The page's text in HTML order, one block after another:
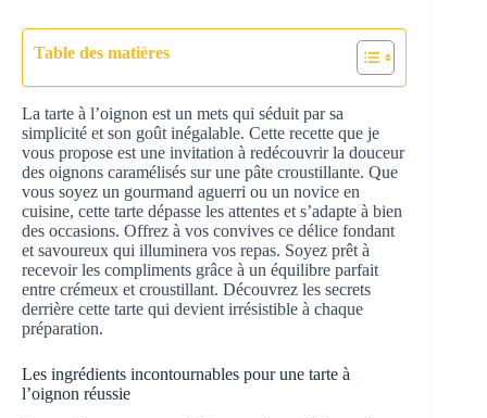
Table des matières
La tarte à l’oignon est un mets qui séduit par sa
simplicité et son goût inégalable. Cette recette que je
vous propose est une invitation à redécouvrir la douceur
des oignons caramélisés sur une pâte croustillante. Que
vous soyez un gourmand aguerri ou un novice en
cuisine, cette tarte dépasse les attentes et s’adapte à bien
des occasions. Offrez à vos convives ce délice fondant
et savoureux qui illuminera vos repas. Soyez prêt à
recevoir les compliments grâce à un équilibre parfait
entre crémeux et croustillant. Découvrez les secrets
derrière cette tarte qui devient irrésistible à chaque
préparation.
Les ingrédients incontournables pour une tarte à
l’oignon réussie